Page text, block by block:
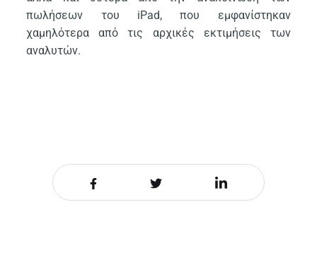
πωλήσεων του iPad, που εμφανίστηκαν
χαμηλότερα από τις αρχικές εκτιμήσεις των
αναλυτών.
Share it on FacebookShare it on TwitterShare it on LinkedIn